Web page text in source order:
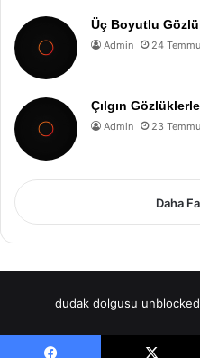
Üç Boyutlu
Admin 24
Çılgın
Admin 23
Daha
dudak dolgusu